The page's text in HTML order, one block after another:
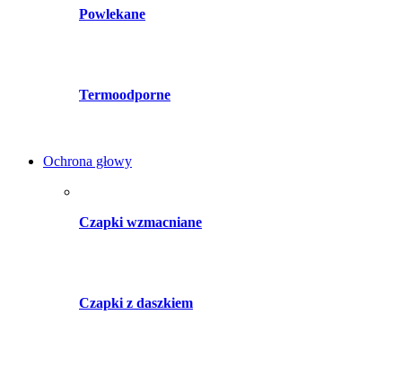
Powlekane
Termoodporne
Ochrona głowy
Czapki wzmacniane
Czapki z daszkiem